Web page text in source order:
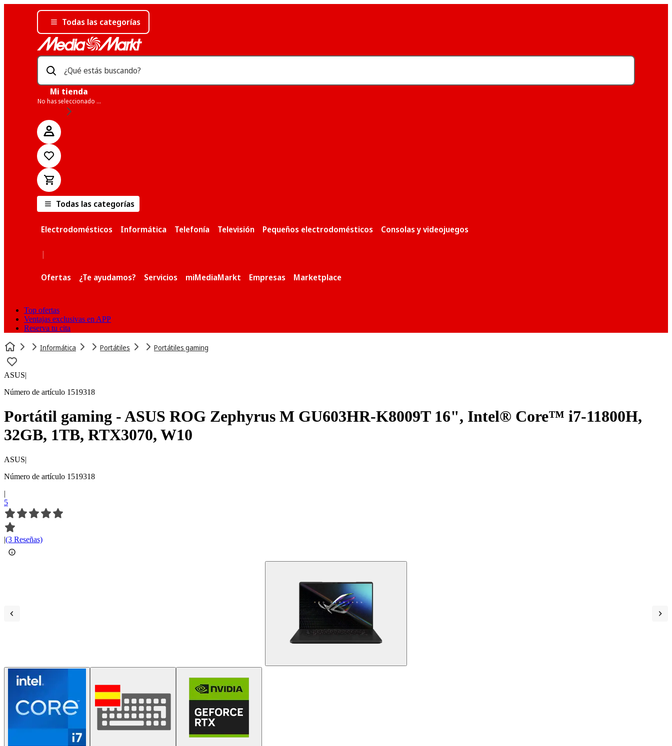
Todas las categorías
¿Qué estás buscando?
Mi tienda
No has seleccionado una tienda
Todas las categorías
Electrodomésticos Informática Telefonía Televisión Pequeños electrodomésticos Consolas y videojuegos
|
Ofertas ¿Te ayudamos? Servicios miMediaMarkt Empresas Marketplace
Top ofertas
Ventajas exclusivas en APP
Reserva tu cita
Informática Portátiles Portátiles gaming
ASUS|
Número de artículo 1519318
Portátil gaming - ASUS ROG Zephyrus M GU603HR-K8009T 16", Intel® Core™ i7-11800H,
32GB, 1TB, RTX3070, W10
ASUS|
Número de artículo 1519318
|
5
|(3 Reseñas)